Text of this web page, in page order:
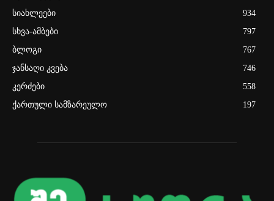
სიახლეები
934
სხვა-ამბები
797
ბლოგი
767
ჯანსაღი კვება
746
კერძები
558
ქართული სამზარეულო
197